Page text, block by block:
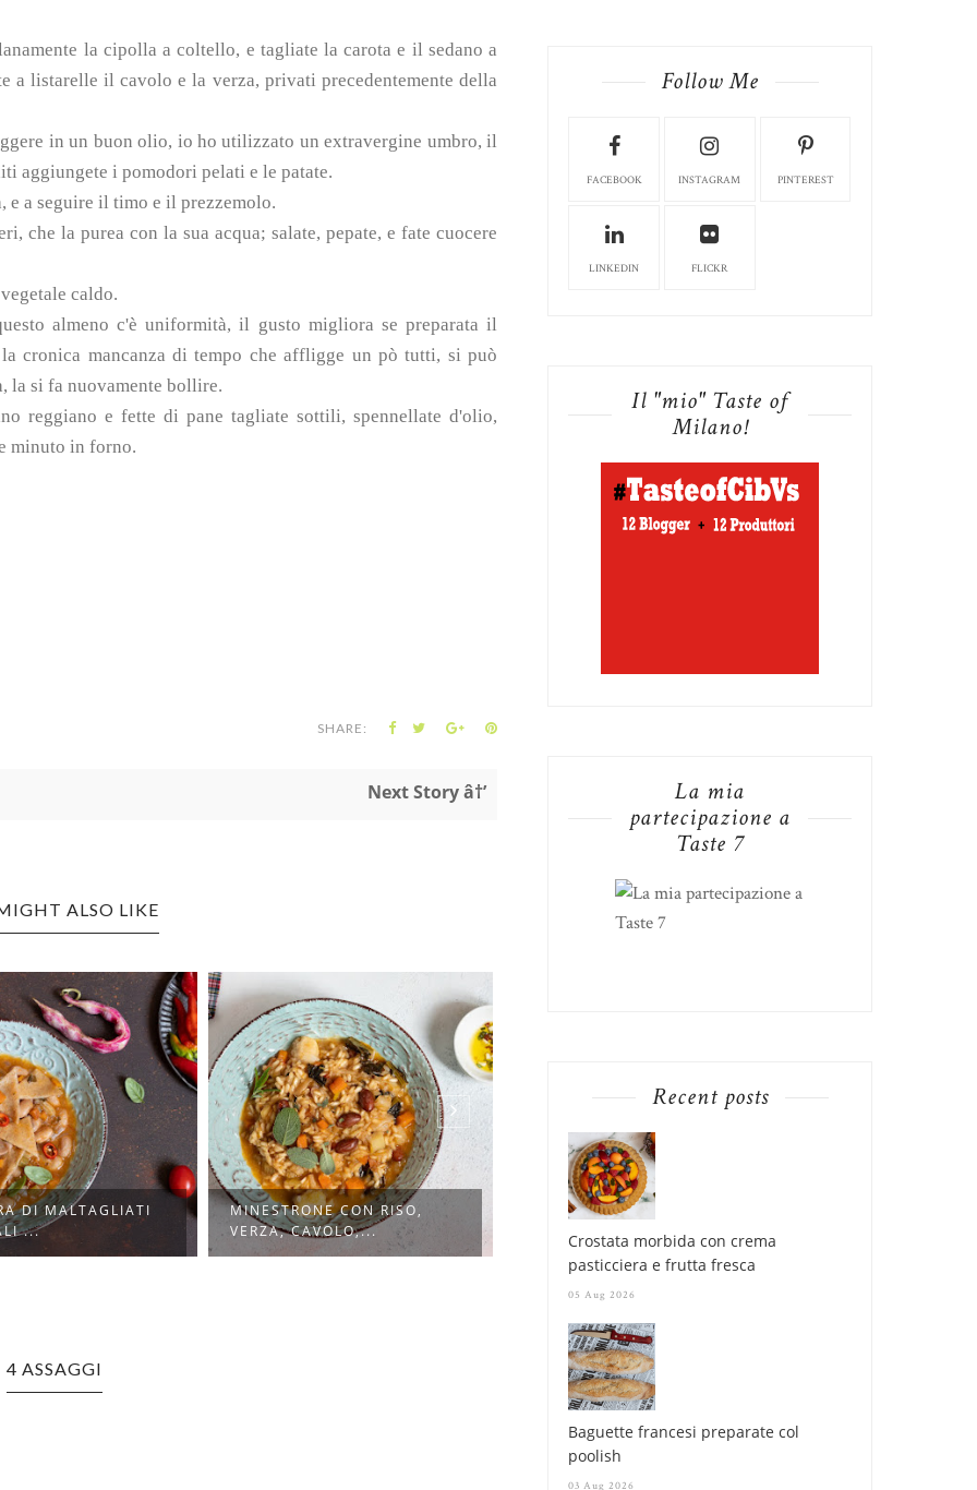
la cipolla a coltello, e tagliate la carota e il sedano a
a listarelle il cavolo e la verza, privati precedentemente della
in un buon olio, io ho utilizzato un extravergine umbro, il
aggiungete i pomodori pelati e le patate.
e a seguire il timo e il prezzemolo.
che la purea con la sua acqua; salate, pepate, e fate cuocere
caldo.
almeno c'è uniformità, il gusto migliora se preparata il
cronica mancanza di tempo che affligge un pò tutti, si può
la si fa nuovamente bollire.
reggiano e fette di pane tagliate sottili, spennellate d'olio,
minuto in forno.
SHARE:
Next Story â†’
ALSO LIKE
DI MALTAGLIATI
...
MINESTRONE CON RISO,
VERZA, CAVOLO,...
MINESTRA DI FAGIOLI
CANNELLINI E SC...
4 ASSAGGI
Follow Me
FACEBOOK INSTAGRAM PINTEREST
LINKEDIN FLICKR
Il "mio" Taste of
Milano!
La mia
partecipazione a
Taste 7
Recent posts
Crostata morbida con crema
pasticciera e frutta fresca
05 Aug 2026
Baguette francesi preparate col
poolish
03 Aug 2026